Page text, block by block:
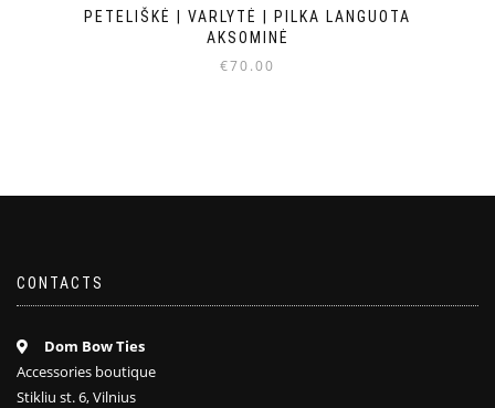
PETELIŠKĖ | VARLYTĖ | PILKA LANGUOTA
AKSOMINĖ
€70.00
CONTACTS
Dom Bow Ties
Accessories boutique
Stikliu st. 6, Vilnius